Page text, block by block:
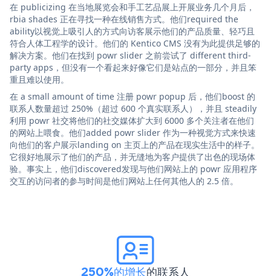
在 publicizing 在当地展览会和手工艺品展上开展业务几个月后，
rbia shades 正在寻找一种在线销售方式。他们required the
ability以视觉上吸引人的方式向访客展示他们的产品质量、轻巧且
符合人体工程学的设计。他们的 Kentico CMS 没有为此提供足够的
解决方案。他们在找到 powr slider 之前尝试了 different third-
party apps，但没有一个看起来好像它们是站点的一部分，并且笨
重且难以使用。
在 a small amount of time 注册 powr popup 后，他们boost 的
联系人数量超过 250%（超过 600 个真实联系人），并且 steadily
利用 powr 社交将他们的社交媒体扩大到 6000 多个关注者在他们
的网站上喂食。他们added powr slider 作为一种视觉方式来快速
向他们的客户展示landing on 主页上的产品在现实生活中的样子。
它很好地展示了他们的产品，并无缝地为客户提供了出色的现场体
验。事实上，他们discovered发现与他们网站上的 powr 应用程序
交互的访问者的参与时间是他们网站上任何其他人的 2.5 倍。
250%的增长的联系人